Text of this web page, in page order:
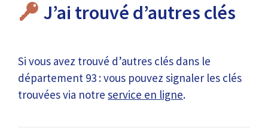
J’ai trouvé d’autres clés
Si vous avez trouvé d’autres clés dans le
département 93 : vous pouvez signaler les clés
trouvées via notre service en ligne.